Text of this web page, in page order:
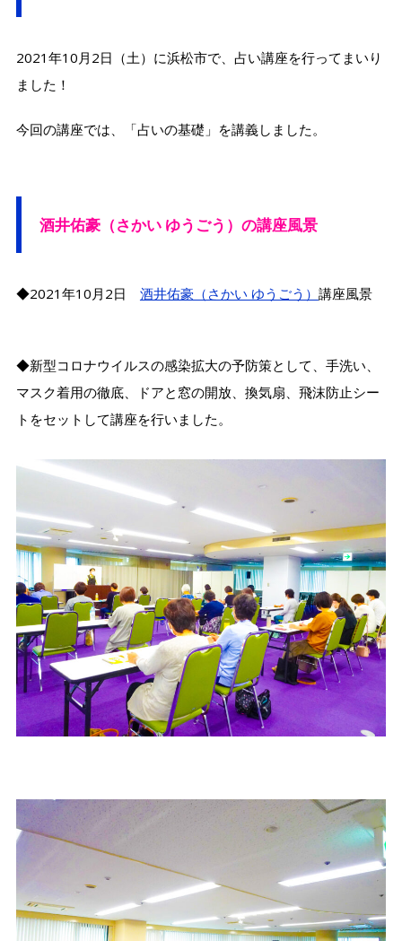
2021年10月2日（土）に浜松市で、占い講座を行ってまいり
ました！
今回の講座では、「占いの基礎」を講義しました。
酒井佑豪（さかい ゆうごう）の講座風景
◆2021年10月2日 酒井佑豪（さかい ゆうごう） 講座風景
◆新型コロナウイルスの感染拡大の予防策として、手洗い、
マスク着用の徹底、ドアと窓の開放、換気扇、飛沫防止シー
トをセットして講座を行いました。